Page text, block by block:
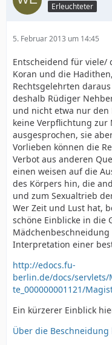
Erleuchteter
5. Februar 2013 um 14:45
Entscheidend für viele/
Koran und die
Rechtsgelehrten
deshalb Rüdiger
und nicht etwa nur den
keine Verpflichtung zur
ausgesprochen, sie
Vorlieben können die
Verbot aus anderen
einen weisen auf die
des Körpers hin, die
und zum Sexualtrieb
Wer Zeit und Lust hat,
schöne Einblicke in die
Interpretation einer
http://edocs.fu-
berlin.de/docs/servlets/
te_000000001121/
Ein kürzerer Einblick
Über die